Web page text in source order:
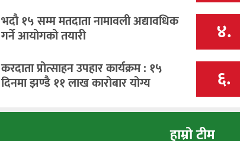
भदौ १५ सम्म मतदाता नामावली अद्यावधिक
गर्ने आयोगको तयारी ४.
करदाता प्रोत्साहन उपहार कार्यक्रम : १५
दिनमा झण्डै ११ लाख कारोबार योग्य ६.
हाम्रो टीम